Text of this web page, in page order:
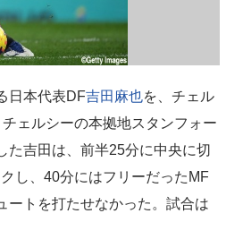
日本代表DF吉田麻也を、チェル
ェルシーの本拠地スタンフォー
た吉田は、前半25分に中央に切
し、40分にはフリーだったMF
ートを打たせなかった。試合は